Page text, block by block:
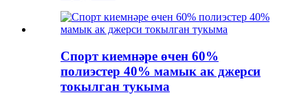
Спорт киемнәре өчен 60%
полиэстер 40% мамык ак джерси
токылган тукыма